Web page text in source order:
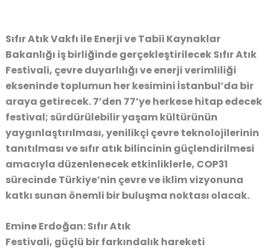
Sıfır Atık Vakfı ile Enerji ve Tabii Kaynaklar
Bakanlığı iş birliğinde gerçekleştirilecek Sıfır Atık
Festivali, çevre duyarlılığı ve enerji verimliliği
ekseninde toplumun her kesimini İstanbul’da bir
araya getirecek. 7’den 77’ye herkese hitap edecek
festival; sürdürülebilir yaşam kültürünün
yaygınlaştırılması, yenilikçi çevre teknolojilerinin
tanıtılması ve sıfır atık bilincinin güçlendirilmesi
amacıyla düzenlenecek etkinliklerle, COP31
sürecinde Türkiye’nin çevre ve iklim vizyonuna
katkı sunan önemli bir buluşma noktası olacak.
Emine Erdoğan: Sıfır Atık
Festivali, güçlü bir farkındalık hareketi